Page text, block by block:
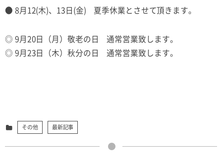
● 8月12(木)、13日(金) 夏季休業とさせて頂きます。
◎ 9月20日（月）敬老の日 通常営業致します。
◎ 9月23日（木）秋分の日 通常営業致します。
その他 最新記事